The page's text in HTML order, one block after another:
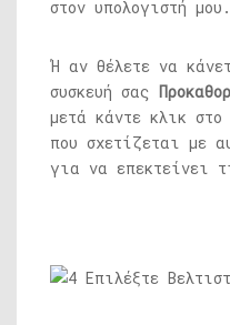
στον υπολογιστή μου.
Ή αν θέλετε να
συσκευή σας
μετά κάντε κλικ στο
που σχετίζεται με
για να επεκτείνει